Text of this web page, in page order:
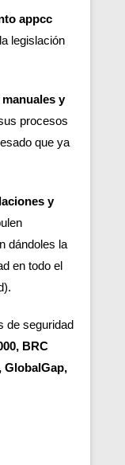
appcc
legislación
y
procesos
que ya
y
dándoles la
en todo el
de seguridad
BRC
GlobalGap,